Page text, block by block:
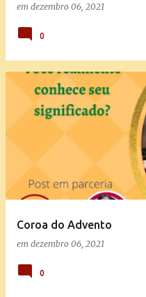
em dezembro 06, 2021
0
Coroa do Advento
em dezembro 06, 2021
0